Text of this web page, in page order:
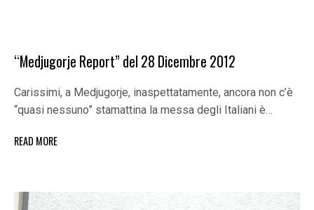
“Medjugorje Report” del 28 Dicembre 2012
Carissimi, a Medjugorje, inaspettatamente, ancora non c’è
“quasi nessuno” stamattina la messa degli Italiani è…
READ MORE